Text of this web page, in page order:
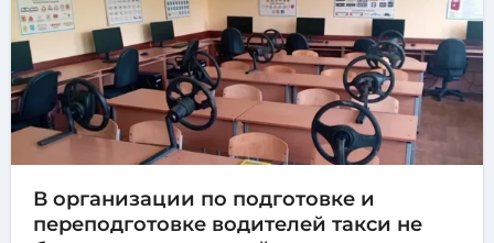
В организации по подготовке и
переподготовке водителей такси не